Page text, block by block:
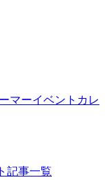
マーイベントカレ
記事一覧